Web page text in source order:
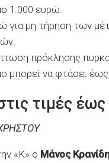
1.000 ευρώ.
για μη τήρηση των
πρόκλησης
μπορεί να φτάσει
τιμές έως
«Κ» ο Μάνος